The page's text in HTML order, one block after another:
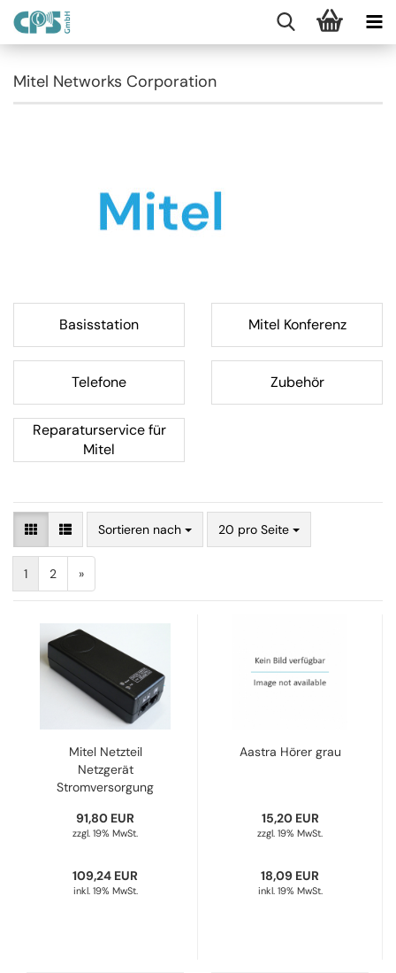
Mitel Networks Corporation
Basisstation Mitel Konferenz
Telefone Zubehör
Reparaturservice für
Mitel
Sortieren nach 20 pro Seite
1 2 »
Mitel Netzteil
Netzgerät
Stromversorgung
Adapter POE 56VDC
100-240V 802.3AT C8
91,80 EUR
zzgl. 19% MwSt.
109,24 EUR
inkl. 19% MwSt.
Aastra Hörer grau
15,20 EUR
zzgl. 19% MwSt.
18,09 EUR
inkl. 19% MwSt.